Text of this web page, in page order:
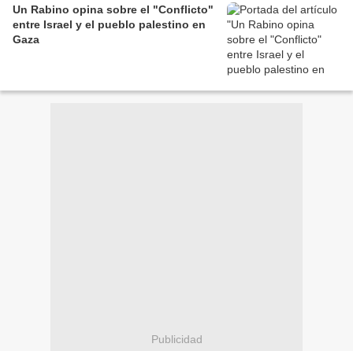
Un Rabino opina sobre el "Conflicto"
entre Israel y el pueblo palestino en
Gaza
Publicidad